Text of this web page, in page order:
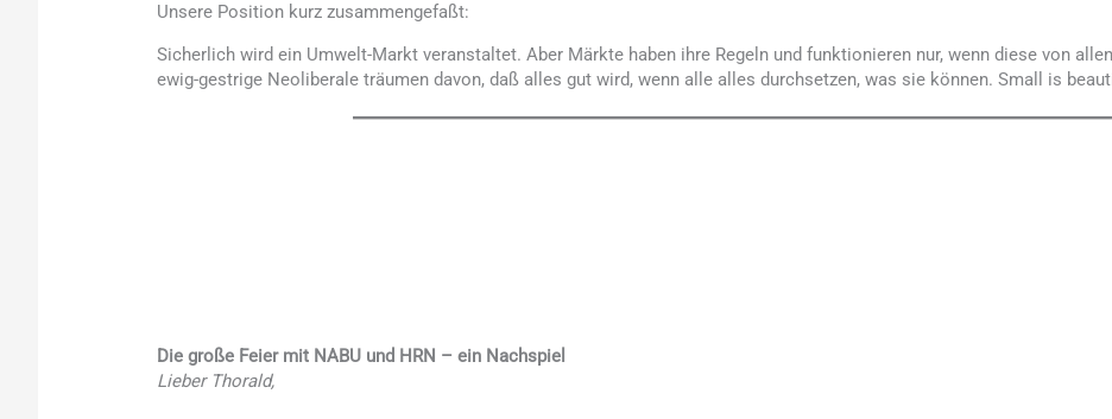
Unsere Position kurz zusammengefaßt:
Sicherlich wird ein Umwelt-Markt veranstaltet. Aber Märkte haben ihre Regeln und funktionieren nur, wenn diese von
ewig-gestrige Neoliberale träumen davon, daß alles gut wird, wenn alle alles durchsetzen, was sie können. Small is
Die große Feier mit NABU und HRN – ein Nachspiel
Lieber Thorald,